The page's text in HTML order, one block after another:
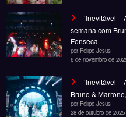
‘Inevitável –
semana com
Fonseca
por Felipe Jesus
6 de novembro de
‘Inevitável –
Bruno &
por Felipe Jesus
28 de outubro de 2025